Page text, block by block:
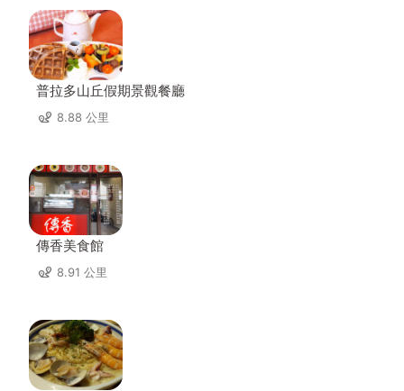
普拉多山丘假期景觀餐廳
8.88 公里
傳香美食館
8.91 公里